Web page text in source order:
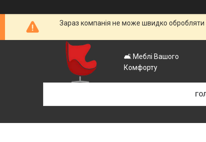
Зараз компанія не може швидко обробляти
🛋️ Меблі Вашого
Комфорту